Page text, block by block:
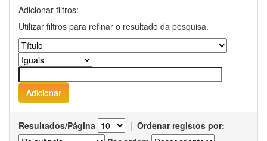
Adicionar filtros:
Utilizar filtros para refinar o resultado da pesquisa.
Resultados/Página | Ordenar registos por: